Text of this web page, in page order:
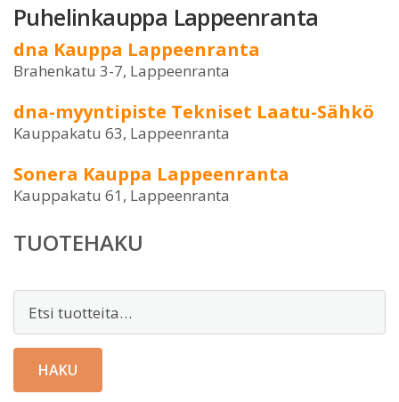
Puhelinkauppa Lappeenranta
dna Kauppa Lappeenranta
Brahenkatu 3-7, Lappeenranta
dna-myyntipiste Tekniset Laatu-Sähkö
Kauppakatu 63, Lappeenranta
Sonera Kauppa Lappeenranta
Kauppakatu 61, Lappeenranta
TUOTEHAKU
HAKU